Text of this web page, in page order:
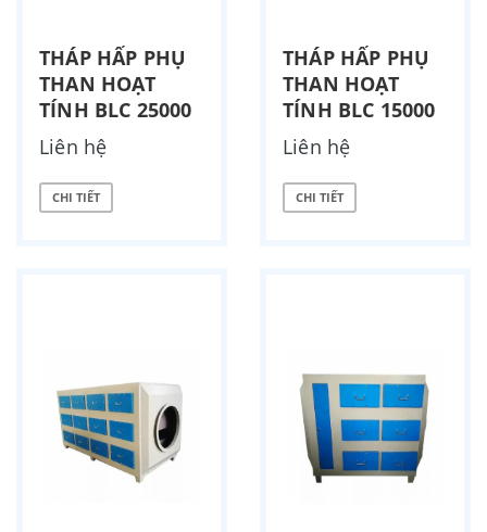
THÁP HẤP PHỤ
THAN HOẠT
TÍNH BLC 25000
Liên hệ
CHI TIẾT
THÁP HẤP PHỤ
THAN HOẠT
TÍNH BLC 15000
Liên hệ
CHI TIẾT